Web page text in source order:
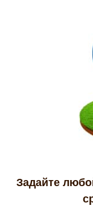
Задайте